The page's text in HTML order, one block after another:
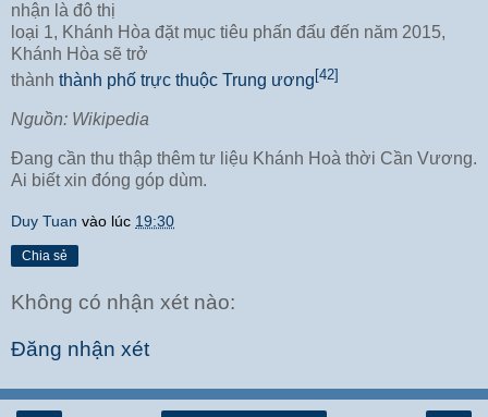
nhận là đô thị
loại 1, Khánh Hòa đặt mục tiêu phấn đấu đến năm 2015,
Khánh Hòa sẽ trở
thành thành phố trực thuộc Trung ương [42]
Nguồn: Wikipedia
Đang cần thu thập thêm tư liệu Khánh Hoà thời Cần Vương.
Ai biết xin đóng góp dùm.
Duy Tuan vào lúc 19:30
Chia sẻ
Không có nhận xét nào:
Đăng nhận xét